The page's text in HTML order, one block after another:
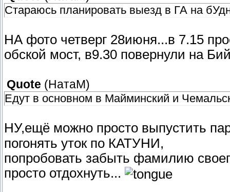
Стараюсь планировать выезд в ГА на
НА фото четверг 28июня...в 7.15
обской мост, в9.30 повернули на
Quote (НатаМ)
Едут в основном в Майминский и
НУ,ещё можно просто выпустить
погонять уток по КАТУНИ,
попробовать забыть фамилию
просто отдохнуть...